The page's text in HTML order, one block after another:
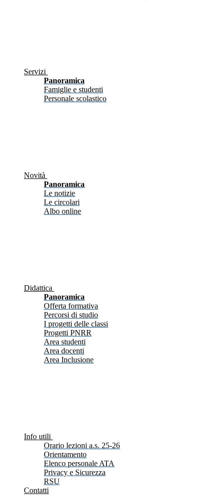
Servizi
Panoramica
Famiglie e studenti
Personale scolastico
Novità
Panoramica
Le notizie
Le circolari
Albo online
Didattica
Panoramica
Offerta formativa
Percorsi di studio
I progetti delle classi
Progetti PNRR
Area studenti
Area docenti
Area Inclusione
Info utili
Orario lezioni a.s. 25-26
Orientamento
Elenco personale ATA
Privacy e Sicurezza
RSU
Contatti